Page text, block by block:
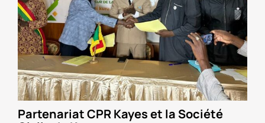
Partenariat CPR Kayes et la Société